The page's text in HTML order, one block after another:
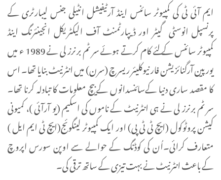
ایم آئی ٹی کی کمپیوٹر سائنس اینڈ آرٹیفیشل انٹیلی جنس لیبارٹری کے
پرنسپل انوسٹی گیٹر اور ڈیپارٹمنٹ آف الیکٹریکل انجینئرنگ اینڈ
کمپیوٹر سائنس کے لئے کام کرتے ہوئے سر ٹم برنرز لی نے 1989 ء میں
یورپین آرگنائزیشن فار نیوکلیئر ریسرچ (سرن) میں انٹرنیٹ بنایا تھا۔ اس
کا مقصد ساری دنیا کےسائنسدانوں کے بیچ معلومات کا تبادلہ کرنا تھا۔
سر ٹم برنرز لی نے ہی انٹرنیٹ کے ناموں کی اسکیم (یو آرآئی )، کمیونی
کیشن پروٹوکول (ایچ ٹی ٹی پی) اور ایک کمپیوٹر لینگوئج(ایچ ٹی ایم ایل )
متعارف کرائی۔اُن کی کوڈنگ کے حوالے سے اوپن سورس اپروچ
کے باعث انٹرنیٹ نے بہت تیزی کے ساتھ ترقی کی۔